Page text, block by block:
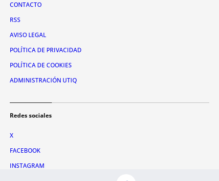
CONTACTO
RSS
AVISO LEGAL
POLÍTICA DE PRIVACIDAD
POLÍTICA DE COOKIES
ADMINISTRACIÓN UTIQ
Redes sociales
X
FACEBOOK
INSTAGRAM